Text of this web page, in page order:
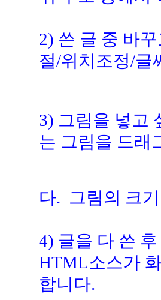
2) 쓴 글 중 바
절/위치조정/글
3) 그림을 넣고
는 그림을 드래
다. 그림의 크
4) 글을 다 쓴
HTML소스가
합니다.